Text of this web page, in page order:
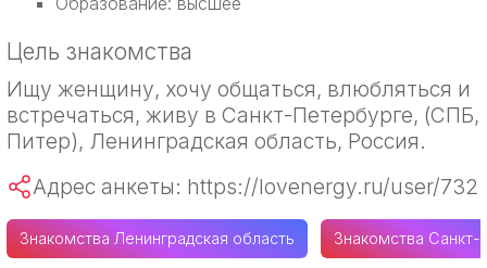
Цель знакомства
Ищу женщину, хочу общаться, влюбляться и
встречаться, живу в Санкт-Петербурге, (СПБ,
Питер), Ленинградская область, Россия.
Адрес анкеты: https://lovenergy.ru/user/732
Знакомства Ленинградская область Знакомства Санкт-